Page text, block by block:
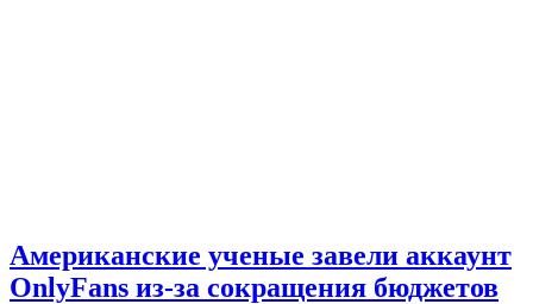
Американские ученые завели аккаунт
OnlyFans из-за сокращения бюджетов